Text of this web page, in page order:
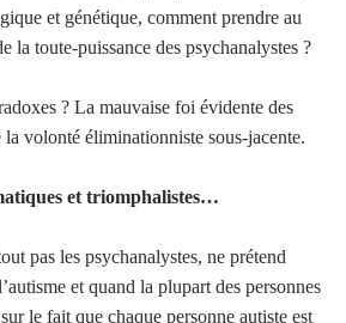
et génétique, comment prendre au
la toute-puissance des psychanalystes ?
? La mauvaise foi évidente des
volonté éliminationniste sous-jacente.
et triomphalistes…
pas les psychanalystes, ne prétend
et quand la plupart des personnes
le fait que chaque personne autiste est